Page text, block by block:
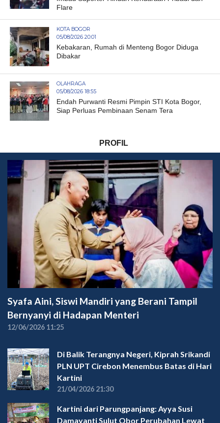
Flare
KOTA BOGOR
05/08/2026 20:01
Kebakaran, Rumah di Menteng Bogor Diduga
Dibakar
OLAHRAGA
05/08/2026 18:55
Endah Purwanti Resmi Pimpin STI Kota Bogor,
Siap Perluas Pembinaan Senam Tera
PROFIL
Syafa Aini, Siswi Mandiri yang Berani Tampil
Bernyanyi di Hadapan Menteri
12/06/2026 11:25
Di Balik Terangnya Negeri, Kiprah Srikandi
PLN UPT Cirebon Menembus Batas di Hari
Kartini
21/04/2026 21:30
Kartini dari Parungpanjang: Ayya Susi
Damayanti Sulut Obor Perubahan Lewat